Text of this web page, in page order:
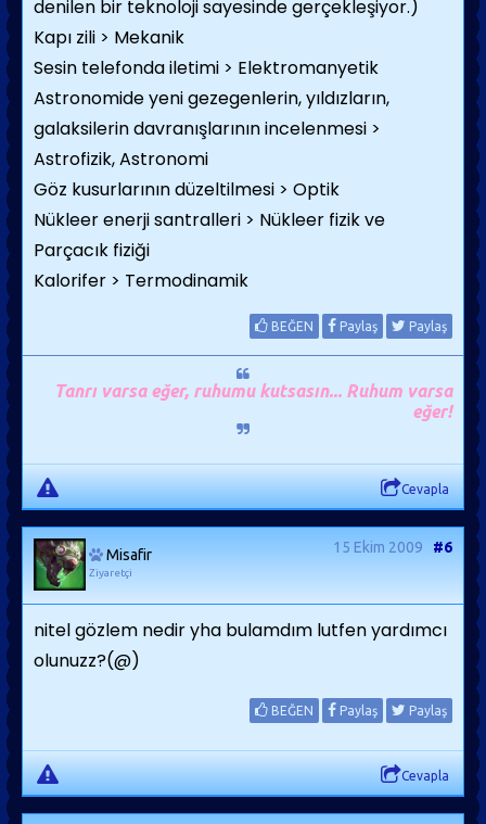
denilen bir teknoloji sayesinde gerçekleşiyor.)
Kapı zili > Mekanik
Sesin telefonda iletimi > Elektromanyetik
Astronomide yeni gezegenlerin, yıldızların,
galaksilerin davranışlarının incelenmesi >
Astrofizik, Astronomi
Göz kusurlarının düzeltilmesi > Optik
Nükleer enerji santralleri > Nükleer fizikve
Parçacık fiziği
Kalorifer > Termodinamik
BEĞEN Paylaş Paylaş
Tanrı varsa eğer, ruhumu kutsasın... Ruhum varsa
eğer!
Cevapla
Misafir
Ziyaretçi
15 Ekim 2009 #6
nitel gözlem nedir yha bulamdım lutfen yardımcı
olunuzz?(@)
BEĞEN Paylaş Paylaş
Cevapla